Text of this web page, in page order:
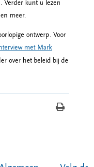
Verder kunt u lezen
meer.
ontwerp. Voor
met Mark
over het beleid bij de